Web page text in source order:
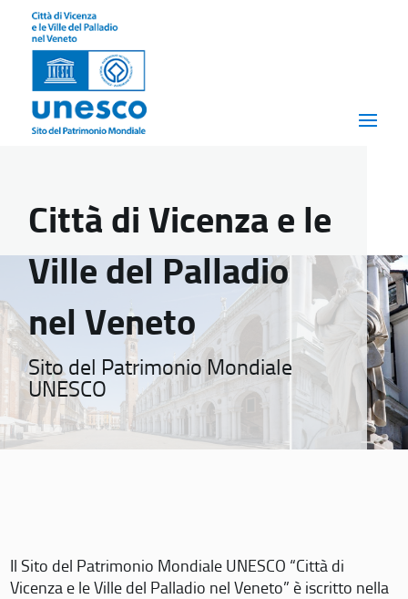
Città di Vicenza e le
Ville del Palladio
nel Veneto
Sito del Patrimonio Mondiale
UNESCO
Il Sito del Patrimonio Mondiale UNESCO “Città di
Vicenza e le Ville del Palladio nel Veneto” è iscritto nella